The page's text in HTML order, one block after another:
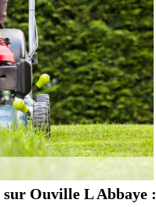
sur Ouville L Abbaye